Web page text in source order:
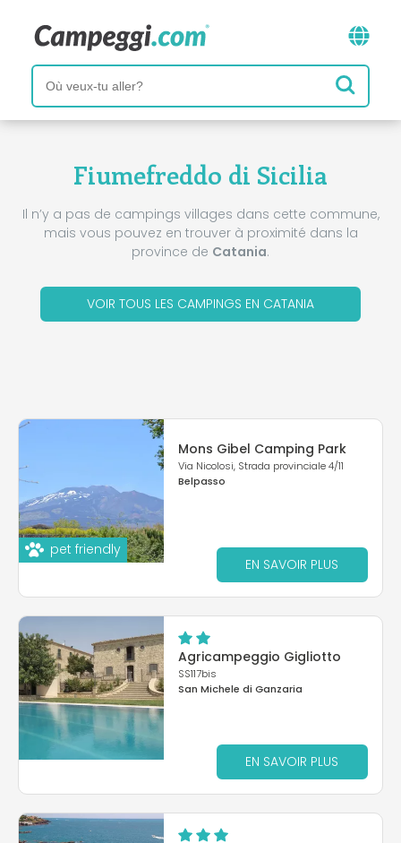
Fiumefreddo di Sicilia
Il n’y a pas de campings villages dans cette commune,
mais vous pouvez en trouver à proximité dans la
province de Catania.
VOIR TOUS LES CAMPINGS EN CATANIA
pet friendly
Mons Gibel Camping Park
Via Nicolosi, Strada provinciale 4/11
Belpasso
EN SAVOIR PLUS
Agricampeggio Gigliotto
SS117bis
San Michele di Ganzaria
EN SAVOIR PLUS